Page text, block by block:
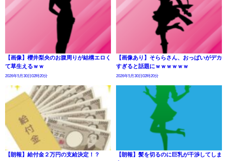
【画像】櫻井梨央のお腹周りが結構エロく
て草生えるｗｗ
2026年5月30日02時20分
【画像あり】そららさん、おっぱいがデカ
すぎると話題にｗｗｗｗｗｗ
2026年5月30日02時20分
【朗報】給付金２万円の支給決定！？
【朗報】髪を切るのに巨乳が干渉してしま